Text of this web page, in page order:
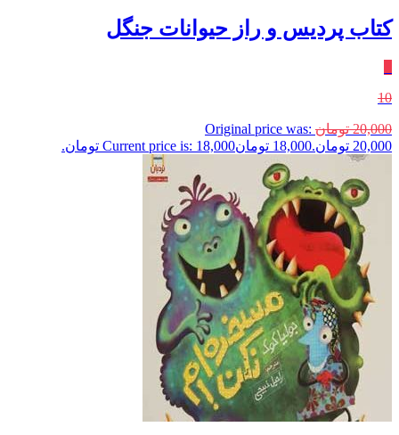
کتاب پردیس و راز حیوانات جنگل
10
20,000 تومان Original price was:
20,000 تومان.
18,000 تومانCurrent price is: 18,000 تومان.